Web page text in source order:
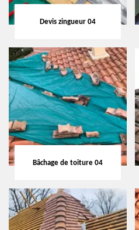
Devis zingueur 04
Bâchage de toiture 04